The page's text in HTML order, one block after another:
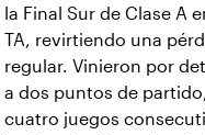
la Final Sur de Clase A
TA, revirtiendo una
regular. Vinieron por
a dos puntos de
cuatro juegos